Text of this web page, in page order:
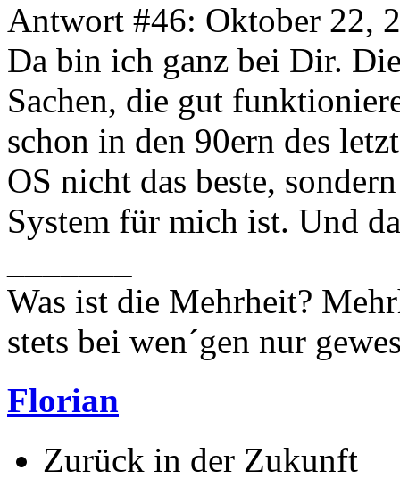
Antwort #46: Oktober 22,
Da bin ich ganz bei Dir.
Sachen, die gut
schon in den 90ern des
OS nicht das beste,
System für mich ist. Und
Was ist die Mehrheit?
stets bei wen´gen nur
Florian
Zurück in der Zukunft